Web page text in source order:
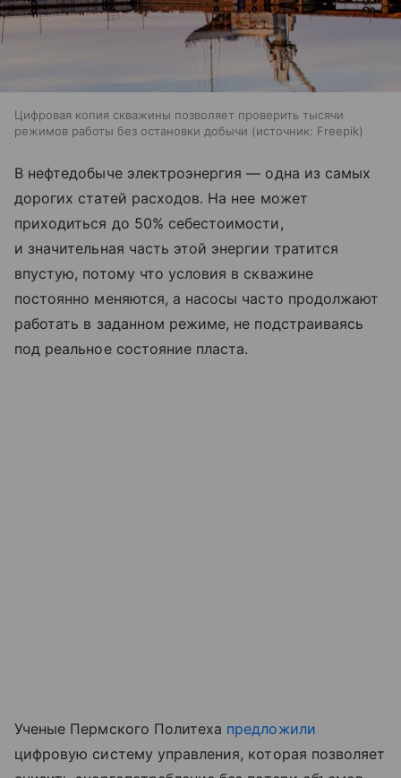
Цифровая копия скважины позволяет проверить тысячи
режимов работы без остановки добычи
источник: Freepik
В нефтедобыче электроэнергия — одна из самых
дорогих статей расходов. На нее может
приходиться до 50% себестоимости,
и значительная часть этой энергии тратится
впустую, потому что условия в скважине
постоянно меняются, а насосы часто продолжают
работать в заданном режиме, не подстраиваясь
под реальное состояние пласта.
Ученые Пермского Политеха предложили
цифровую систему управления, которая позволяет